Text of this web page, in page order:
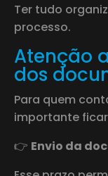
Ter tudo
processo.
Atenção
dos
Para quem
importante
👉 Envio da